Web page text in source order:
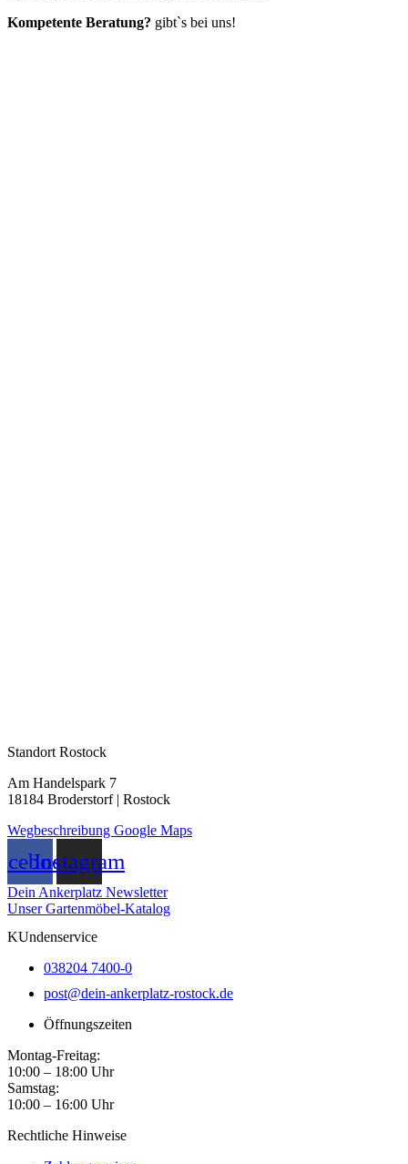
Kompetente Beratung? gibt`s bei uns!
Standort Rostock
Am Handelspark 7
18184 Broderstorf | Rostock
Wegbeschreibung Google Maps
Instagram
Dein Ankerplatz Newsletter
Unser Gartenmöbel-Katalog
KUndenservice
038204 7400-0
post@dein-ankerplatz-rostock.de
Öffnungszeiten
Montag-Freitag:
10:00 – 18:00 Uhr
Samstag:
10:00 – 16:00 Uhr
Rechtliche Hinweise